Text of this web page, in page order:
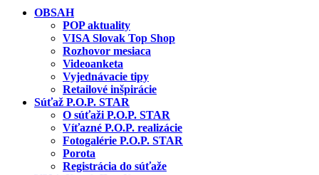
OBSAH
POP aktuality
VISA Slovak Top Shop
Rozhovor mesiaca
Videoanketa
Vyjednávacie tipy
Retailové inšpirácie
Súťaž P.O.P. STAR
O súťaži P.O.P. STAR
Víťazné P.O.P. realizácie
Fotogalérie P.O.P. STAR
Porota
Registrácia do súťaže